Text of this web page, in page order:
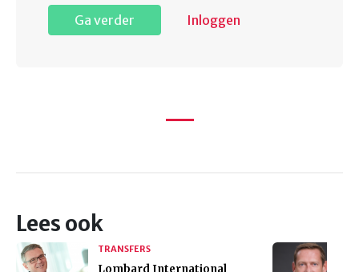
Ga verder Inloggen
Lees ook
TRANSFERS
Lombard International